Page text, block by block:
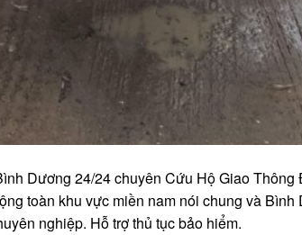
Dương 24/24 chuyên Cứu Hộ Giao Thông
toàn khu vực miền nam nói chung và
nghiệp. Hỗ trợ thủ tục bảo hiểm.